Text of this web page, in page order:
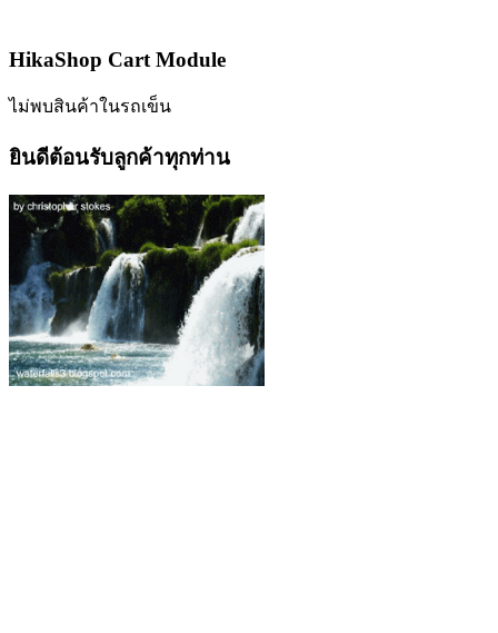
HikaShop Cart Module
ไม่พบสินค้าในรถเข็น
ยินดีต้อนรับลูกค้าทุกท่าน